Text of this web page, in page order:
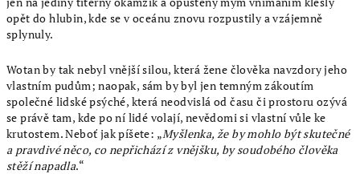
opět do hlubin, kde se v oceánu znovu rozpustily a vzájemně
splynuly.
Wotan by tak nebyl vnější silou, která žene člověka navzdory jeho
vlastním pudům; naopak, sám by byl jen temným zákoutím
společné lidské psýché, která neodvislá od času či prostoru ozývá
se právě tam, kde po ní lidé volají, nevědomi si vlastní vůle ke
krutostem. Neboť jak píšete: „Myšlenka, že by mohlo být skutečné
a pravdivé něco, co nepřichází z vnějšku, by soudobého člověka
stěží napadla.“